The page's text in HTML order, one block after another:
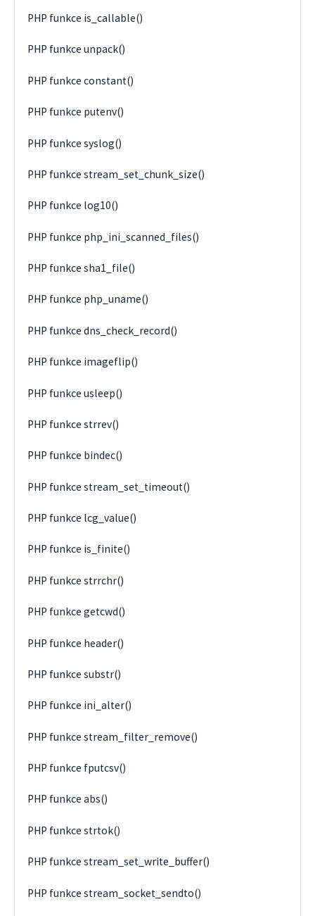
PHP funkce is_callable()
PHP funkce unpack()
PHP funkce constant()
PHP funkce putenv()
PHP funkce syslog()
PHP funkce stream_set_chunk_size()
PHP funkce log10()
PHP funkce php_ini_scanned_files()
PHP funkce sha1_file()
PHP funkce php_uname()
PHP funkce dns_check_record()
PHP funkce imageflip()
PHP funkce usleep()
PHP funkce strrev()
PHP funkce bindec()
PHP funkce stream_set_timeout()
PHP funkce lcg_value()
PHP funkce is_finite()
PHP funkce strrchr()
PHP funkce getcwd()
PHP funkce header()
PHP funkce substr()
PHP funkce ini_alter()
PHP funkce stream_filter_remove()
PHP funkce fputcsv()
PHP funkce abs()
PHP funkce strtok()
PHP funkce stream_set_write_buffer()
PHP funkce stream_socket_sendto()